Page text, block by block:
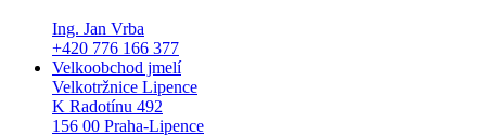
Ing. Jan Vrba
+420 776 166 377
Velkoobchod jmelí
Velkotržnice Lipence
K Radotínu 492
156 00 Praha-Lipence